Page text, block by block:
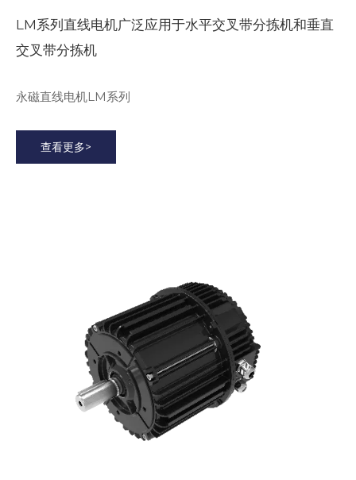
LM系列直线电机广泛应用于水平交叉带分拣机和垂直
交叉带分拣机
永磁直线电机LM系列
查看更多>